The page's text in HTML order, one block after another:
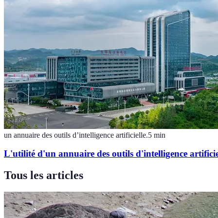
un annuaire des outils d’intelligence artificielle.5 min
L'utilité d'un annuaire des outils d'intelligence
Tous les articles